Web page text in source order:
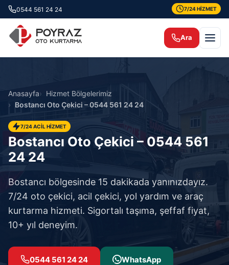
0544 561 24 24 7/24 HİZMET
Ara
Anasayfa
Hizmet Bölgelerimiz
Bostancı Oto Çekici – 0544 561 24 24
7/24 ACİL HİZMET
Bostancı Oto Çekici – 0544 561
24 24
Bostancı bölgesinde 15 dakikada yanınızdayız.
7/24 oto çekici, acil çekici, yol yardım ve araç
kurtarma hizmeti. Sigortalı taşıma, şeffaf fiyat,
10+ yıl deneyim.
0544 561 24 24 WhatsApp